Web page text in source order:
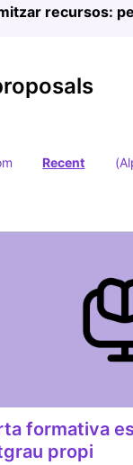
recursos:
Recent
formativa
propi